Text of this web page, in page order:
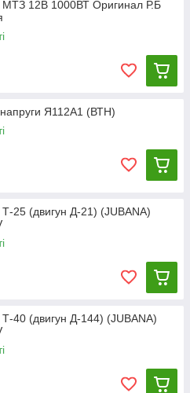
МТЗ 12В 1000ВТ Оригинал Р.Б
напруги Я112А1 (ВТН)
Т-25 (двигун Д-21) (JUBANA)
Т-40 (двигун Д-144) (JUBANA)